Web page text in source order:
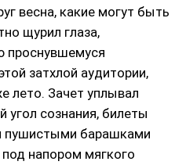
весна, какие могут быть
щурил глаза,
проснувшемуся
затхлой аудитории,
лето. Зачет уплывал
угол сознания, билеты
пушистыми барашками
напором мягкого